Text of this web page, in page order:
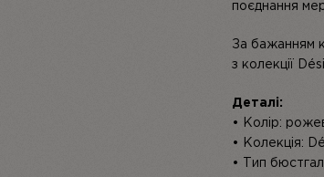
поєднання
За бажанням
з колекції
Деталі:
• Колір:
• Колекція:
• Тип